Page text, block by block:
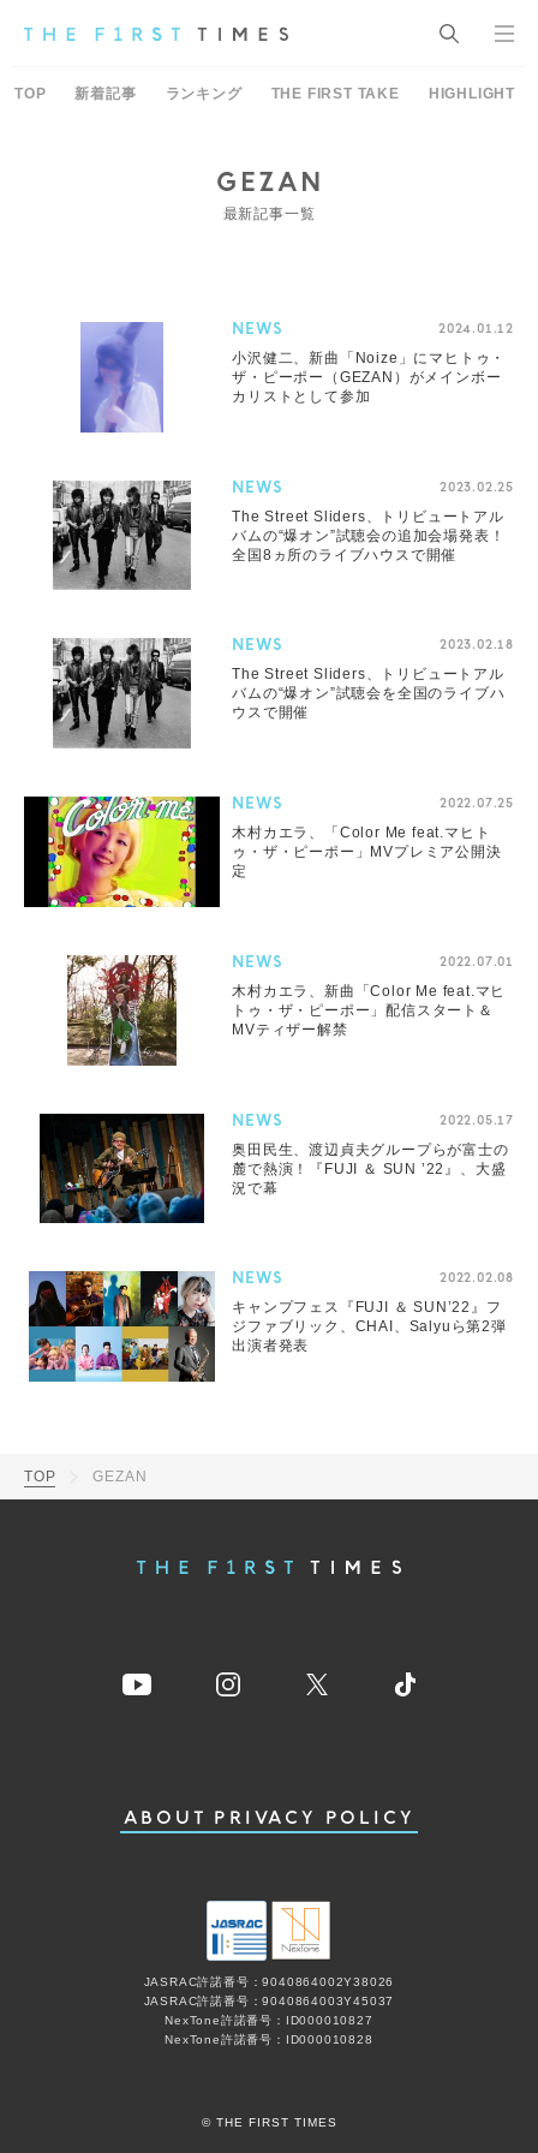
TOP 新着記事 ランキング THE FIRST TAKE HIGHLIGHT
GEZAN
最新記事一覧
NEWS 2024.01.12
小沢健二、新曲「Noize」にマヒトゥ・
ザ・ピーポー（GEZAN）がメインボー
カリストとして参加
NEWS 2023.02.25
The Street Sliders、トリビュートアル
バムの“爆オン”試聴会の追加会場発表！
全国8ヵ所のライブハウスで開催
NEWS 2023.02.18
The Street Sliders、トリビュートアル
バムの“爆オン”試聴会を全国のライブハ
ウスで開催
NEWS 2022.07.25
木村カエラ、「Color Me feat.マヒト
ゥ・ザ・ピーポー」MVプレミア公開決
定
NEWS 2022.07.01
木村カエラ、新曲「Color Me feat.マヒ
トゥ・ザ・ピーポー」配信スタート＆
MVティザー解禁
NEWS 2022.05.17
奥田民生、渡辺貞夫グループらが富士の
麓で熱演！『FUJI ＆ SUN ’22』、大盛
況で幕
NEWS 2022.02.08
キャンプフェス『FUJI ＆ SUN’22』フ
ジファブリック、CHAI、Salyuら第2弾
出演者発表
TOP GEZAN
ABOUT PRIVACY POLICY
JASRAC許諾番号：9040864002Y38026
JASRAC許諾番号：9040864003Y45037
NexTone許諾番号：ID000010827
NexTone許諾番号：ID000010828
© THE FIRST TIMES